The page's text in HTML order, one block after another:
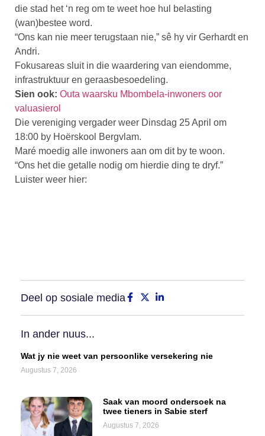
die stad het ‘n reg om te weet hoe hul belasting
(wan)bestee word.
“Ons kan nie meer terugstaan nie,” sê hy vir Gerhardt en
Andri.
Fokusareas sluit in die waardering van eiendomme,
infrastruktuur en geraasbesoedeling.
Sien ook: Outa waarsku Mbombela-inwoners oor
valuasierol
Die vereniging vergader weer Dinsdag 25 April om
18:00 by Hoërskool Bergvlam.
Maré moedig alle inwoners aan om dit by te woon.
“Ons het die getalle nodig om hierdie ding te dryf.”
Luister weer hier:
Deel op sosiale media
In ander nuus...
Wat jy nie weet van persoonlike versekering nie
Augustus 7, 2026
Saak van moord ondersoek na
twee tieners in Sabie sterf
Augustus 7, 2026